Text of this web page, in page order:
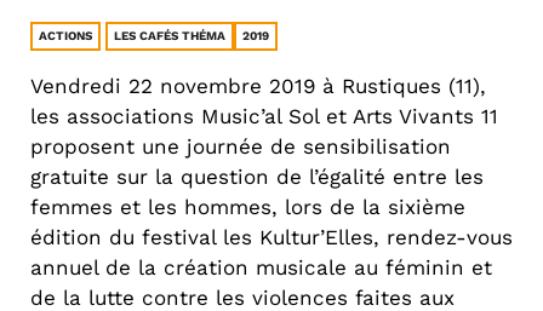
ACTIONS LES CAFÉS THÉMA 2019
Vendredi 22 novembre 2019 à Rustiques (11),
les associations Music’al Sol et Arts Vivants 11
proposent une journée de sensibilisation
gratuite sur la question de l’égalité entre les
femmes et les hommes, lors de la sixième
édition du festival les Kultur’Elles, rendez-vous
annuel de la création musicale au féminin et
de la lutte contre les violences faites aux